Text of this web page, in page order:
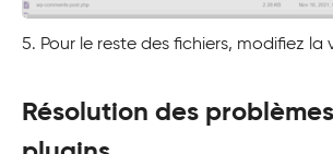
5. Pour le reste des fichiers, modifiez la
Résolution des